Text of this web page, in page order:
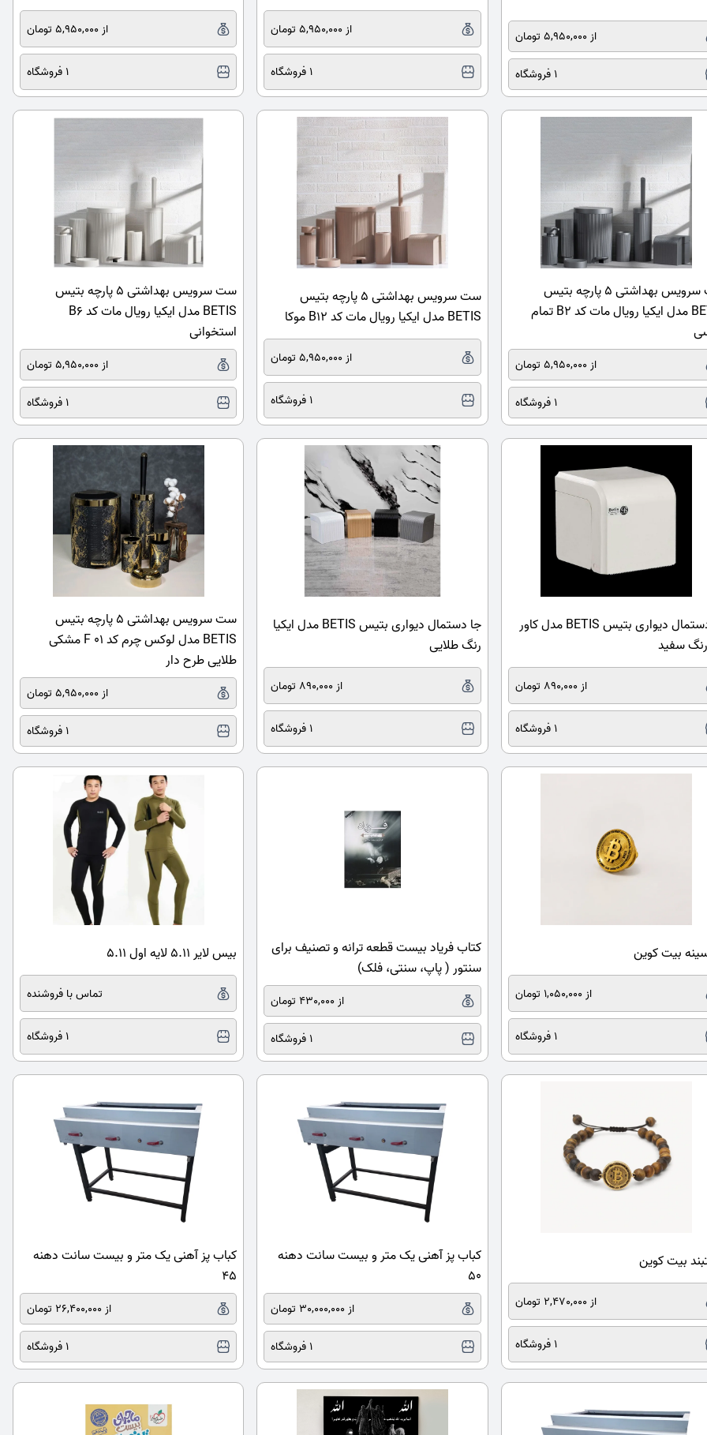
از 5,950,000 تومان
1 فروشگاه
از 5,950,000 تومان
1 فروشگاه
از 5,950,000 تومان
1 فروشگاه
ست سرویس بهداشتی 5 پارچه بتیس
BETIS مدل ایکیا رویال مات کد B2 تمام
از 5,950,000 تومان
1 فروشگاه
ست سرویس بهداشتی 5 پارچه بتیس
BETIS مدل ایکیا رویال مات کد B12 موکا
از 5,950,000 تومان
1 فروشگاه
ست سرویس بهداشتی 5 پارچه بتیس
BETIS مدل ایکیا رویال مات کد B6
استخوانی
از 5,950,000 تومان
1 فروشگاه
جا دستمال دیواری بتیس BETIS مدل کاور
سفید
از 890,000 تومان
1 فروشگاه
جا دستمال دیواری بتیس BETIS مدل ایکیا
رنگ طلایی
از 890,000 تومان
1 فروشگاه
ست سرویس بهداشتی 5 پارچه بتیس
BETIS مدل لوکس چرم کد F 01 مشکی
طلایی طرح دار
از 5,950,000 تومان
1 فروشگاه
بیت کوین
از 1,050,000 تومان
1 فروشگاه
کتاب فریاد بیست قطعه ترانه و تصنیف برای
سنتور ( پاپ، سنتی، فلک)
از 430,000 تومان
1 فروشگاه
بیس لایر 5.11 لایه اول 5.11
تماس با فروشنده
1 فروشگاه
بیت کوین
از 2,470,000 تومان
1 فروشگاه
کباب پز آهنی یک متر و بیست سانت دهنه
50
از 30,000,000 تومان
1 فروشگاه
کباب پز آهنی یک متر و بیست سانت دهنه
45
از 26,400,000 تومان
1 فروشگاه